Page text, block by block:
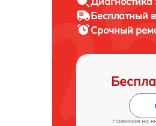
Бесплатный
Срочный
Нажимая на